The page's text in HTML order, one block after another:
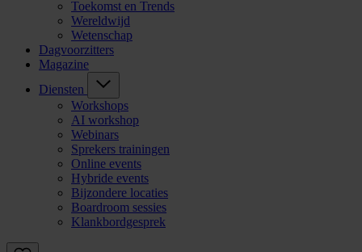
Toekomst en Trends
Wereldwijd
Wetenschap
Dagvoorzitters
Magazine
Diensten
Workshops
AI workshop
Webinars
Sprekers trainingen
Online events
Hybride events
Bijzondere locaties
Boardroom sessies
Klankbordgesprek